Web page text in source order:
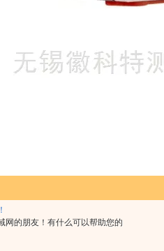
网的朋友！有什么可以帮助您的
温
量相对湿度和温度 采用ROTRONIC
体积小巧、易于安装